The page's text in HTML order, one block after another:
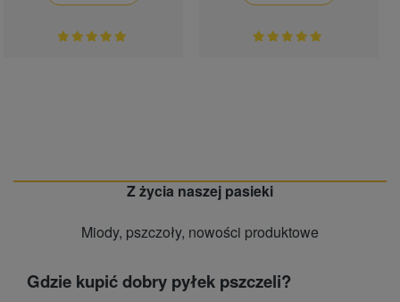
Z życia naszej pasieki
Miody, pszczoły, nowości produktowe
Gdzie kupić dobry pyłek pszczeli?